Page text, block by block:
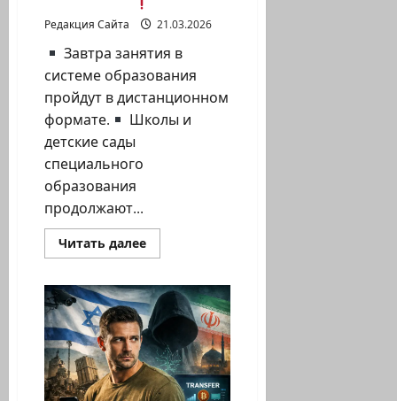
Редакция Сайта 21.03.2026
Завтра занятия в
системе образования
пройдут в дистанционном
формате.
Школы и
детские сады
специального
образования
продолжают...
Читать далееПрочитать
больше
Обновление
Хайфского
муниципалитета
(суббота,
21.03.26)
из
Центра
управления
кризисами